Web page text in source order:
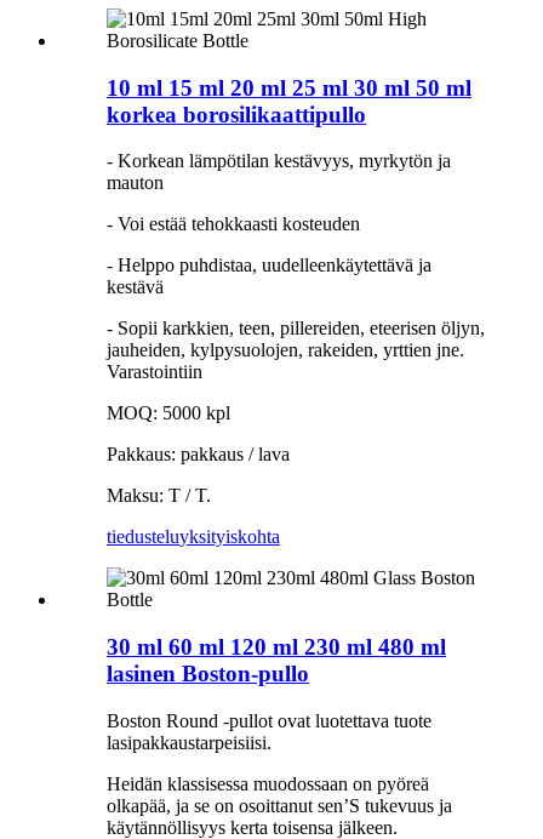
10 ml 15 ml 20 ml 25 ml 30 ml 50 ml
korkea borosilikaattipullo
- Korkean lämpötilan kestävyys, myrkytön ja
mauton
- Voi estää tehokkaasti kosteuden
- Helppo puhdistaa, uudelleenkäytettävä ja
kestävä
- Sopii karkkien, teen, pillereiden, eteerisen öljyn,
jauheiden, kylpysuolojen, rakeiden, yrttien jne.
Varastointiin
MOQ: 5000 kpl
Pakkaus: pakkaus / lava
Maksu: T / T.
tiedusteluyksityiskohta
30 ml 60 ml 120 ml 230 ml 480 ml
lasinen Boston-pullo
Boston Round -pullot ovat luotettava tuote
lasipakkaustarpeisiisi.
Heidän klassisessa muodossaan on pyöreä
olkapää, ja se on osoittanut sen’S tukevuus ja
käytännöllisyys kerta toisensa jälkeen.